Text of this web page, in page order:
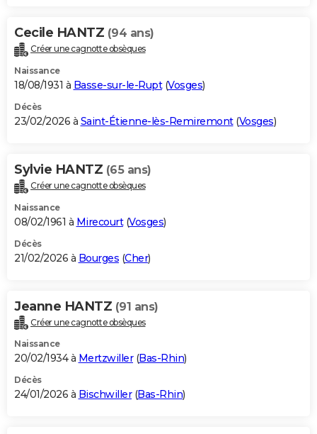
Bricolage
Lifestyle
Culture
Sport
Auto
Television
Voyage
Cinema
Cecile HANTZ (94 ans)
Créer une cagnotte obsèques
Naissance
18/08/1931 à Basse-sur-le-Rupt(Vosges)
Décès
23/02/2026 à Saint-Étienne-lès-Remiremont(Vosges)
Sylvie HANTZ (65 ans)
Créer une cagnotte obsèques
Naissance
08/02/1961 à Mirecourt(Vosges)
Décès
21/02/2026 à Bourges (Cher)
Jeanne HANTZ (91 ans)
Créer une cagnotte obsèques
Naissance
20/02/1934 à Mertzwiller(Bas-Rhin)
Décès
24/01/2026 à Bischwiller(Bas-Rhin)